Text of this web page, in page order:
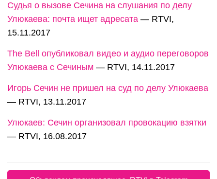
Судья о вызове Сечина на слушания по делу
Улюкаева: почта ищет адресата — RTVI,
15.11.2017
The Bell опубликовал видео и аудио переговоров
Улюкаева с Сечиным — RTVI, 14.11.2017
Игорь Сечин не пришел на суд по делу Улюкаева
— RTVI, 13.11.2017
Улюкаев: Сечин организовал провокацию взятки
— RTVI, 16.08.2017